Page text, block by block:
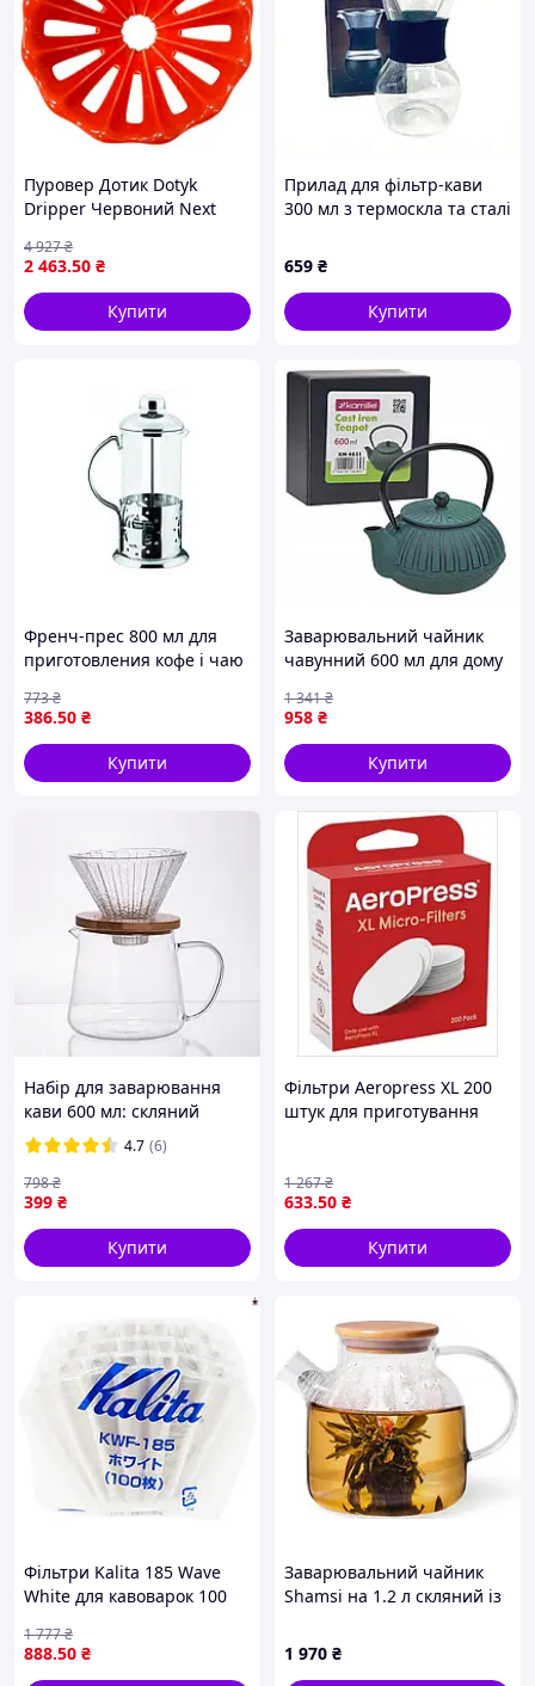
Пуровер Дотик Dotyk
Dripper Червоний Next
2 463.50 ₴
4 927₴
Купити
Прилад для фільтр-кави
300 мл з термоскла та сталі
659 ₴
Купити
Френч-прес 800 мл для
приготовления кофе і чаю
високої якості
386.50 ₴
773₴
Купити
Заварювальний чайник
чавунний 600 мл для дому
958 ₴
1 341₴
Купити
Набір для заварювання
кави 600 мл: скляний
заварник та пуровер,
стильний комплект для
дому та офісу
4.7 (6)
399 ₴
798₴
Купити
Фільтри Aeropress XL 200
штук для приготування
633.50 ₴
1 267₴
Купити
Фільтри Kalita 185 Wave
White для кавоварок 100
та шанувальників кави
888.50 ₴
1 777₴
Заварювальний чайник
Shamsi на 1.2 л скляний із
Fissman
1 970 ₴